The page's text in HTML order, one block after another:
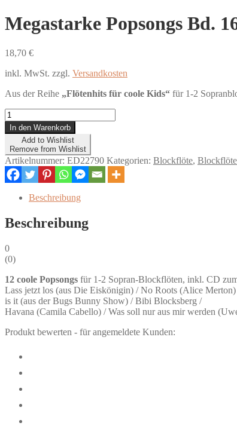
Megastarke Popsongs Bd.
18,70 €
inkl. MwSt. zzgl. Versandkosten
Aus der Reihe „Flötenhits für coole Kids“ für 1-2
Megastarke
Popsongs
Bd.
16
für
Sopranblockflöte
(mit
Menge
In den Warenkorb
Add to Wishlist
Remove from Wishlist
Artikelnummer: ED22790 Kategorien: Blockflöte,
Beschreibung
Beschreibung
0
(0)
12 coole Popsongs für 1-2 Sopran-Blockflöten, inkl. CD
Lass jetzt los (aus Die Eiskönigin) / No Roots (Alice
is it (aus der Bugs Bunny Show) / Bibi Blocksberg /
Havana (Camila Cabello) / Was soll nur aus mir werden
Produkt bewerten - für angemeldete Kunden: